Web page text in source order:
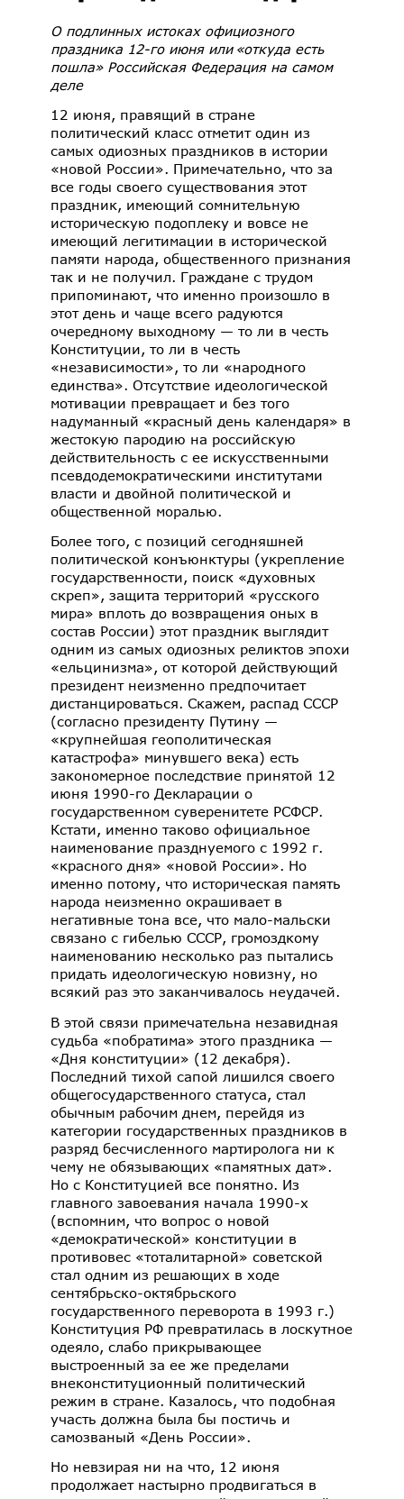
О подлинных истоках официозного
праздника 12-го июня или «откуда есть
пошла» Российская Федерация на самом
деле
12 июня, правящий в стране
политический класс отметит один из
самых одиозных праздников в истории
«новой России». Примечательно, что за
все годы своего существования этот
праздник, имеющий сомнительную
историческую подоплеку и вовсе не
имеющий легитимации в исторической
памяти народа, общественного признания
так и не получил. Граждане с трудом
припоминают, что именно произошло в
этот день и чаще всего радуются
очередному выходному — то ли в честь
Конституции, то ли в честь
«независимости», то ли «народного
единства». Отсутствие идеологической
мотивации превращает и без того
надуманный «красный день календаря» в
жестокую пародию на российскую
действительность с ее искусственными
псевдодемократическими институтами
власти и двойной политической и
общественной моралью.
Более того, с позиций сегодняшней
политической конъюнктуры (укрепление
государственности, поиск «духовных
скреп», защита территорий «русского
мира» вплоть до возвращения оных в
состав России) этот праздник выглядит
одним из самых одиозных реликтов эпохи
«ельцинизма», от которой действующий
президент неизменно предпочитает
дистанцироваться. Скажем, распад СССР
(согласно президенту Путину —
«крупнейшая геополитическая
катастрофа» минувшего века) есть
закономерное последствие принятой 12
июня 1990-го Декларации о
государственном суверенитете РСФСР.
Кстати, именно таково официальное
наименование празднуемого с 1992 г.
«красного дня» «новой России». Но
именно потому, что историческая память
народа неизменно окрашивает в
негативные тона все, что мало-мальски
связано с гибелью СССР, громоздкому
наименованию несколько раз пытались
придать идеологическую новизну, но
всякий раз это заканчивалось неудачей.
В этой связи примечательна незавидная
судьба «побратима» этого праздника —
«Дня конституции» (12 декабря).
Последний тихой сапой лишился своего
общегосударственного статуса, стал
обычным рабочим днем, перейдя из
категории государственных праздников в
разряд бесчисленного мартиролога ни к
чему не обязывающих «памятных дат».
Но с Конституцией все понятно. Из
главного завоевания начала 1990-х
(вспомним, что вопрос о новой
«демократической» конституции в
противовес «тоталитарной» советской
стал одним из решающих в ходе
сентябрьско-октябрьского
государственного переворота в 1993 г.)
Конституция РФ превратилась в лоскутное
одеяло, слабо прикрывающее
выстроенный за ее же пределами
внеконституционный политический
режим в стране. Казалось, что подобная
участь должна была бы постичь и
самозваный «День России».
Но невзирая ни на что, 12 июня
продолжает настырно продвигаться в